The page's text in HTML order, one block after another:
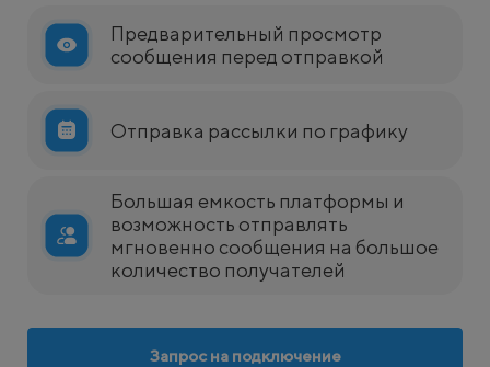
Предварительный просмотр
сообщения перед отправкой
Отправка рассылки по графику
Большая емкость платформы и
возможность отправлять
мгновенно сообщения на большое
количество получателей
Запрос на подключение